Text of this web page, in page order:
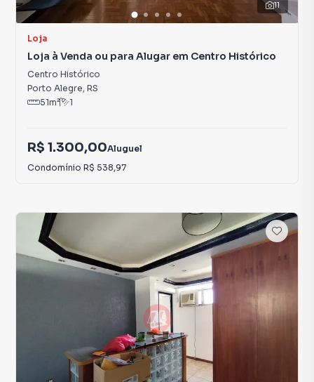
11
Loja
Loja à Venda ou para Alugar em Centro Histórico
Centro Histórico
Porto Alegre, RS
51m² 1
R$ 1.300,00Aluguel
Condomínio R$ 538,97